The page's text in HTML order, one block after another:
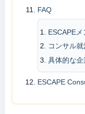
FAQ
ESCAPE
コンサル
具体的な
ESCAPE